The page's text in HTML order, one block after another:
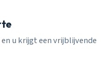
u krijgt een vrijblijvende